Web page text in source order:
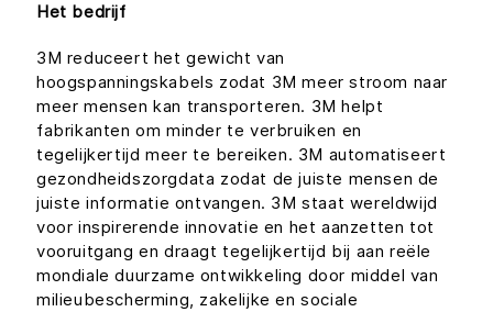
Het bedrijf
3M reduceert het gewicht van
hoogspanningskabels zodat 3M meer stroom naar
meer mensen kan transporteren. 3M helpt
fabrikanten om minder te verbruiken en
tegelijkertijd meer te bereiken. 3M automatiseert
gezondheidszorgdata zodat de juiste mensen de
juiste informatie ontvangen. 3M staat wereldwijd
voor inspirerende innovatie en het aanzetten tot
vooruitgang en draagt tegelijkertijd bij aan reële
mondiale duurzame ontwikkeling door middel van
milieubescherming, zakelijke en sociale